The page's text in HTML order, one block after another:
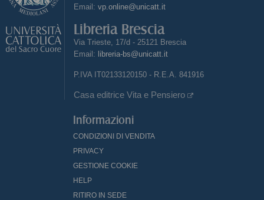
Email: vp.online@unicatt.it
Libreria Brescia
Via Trieste, 17/d - 25121 Brescia
Email: libreria-bs@unicatt.it
P.IVA IT02133120150 - R.E.A. 841916
Casa editrice Vita e Pensiero
Informazioni
CONDIZIONI DI VENDITA
PRIVACY
GESTIONE COOKIE
HELP
RITIRO IN SEDE